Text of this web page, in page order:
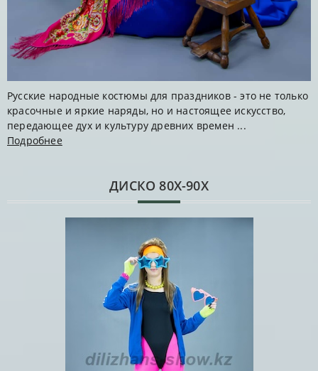
Русские народные костюмы для праздников - это не только
красочные и яркие наряды, но и настоящее искусство,
передающее дух и культуру древних времен ...
Подробнее
ДИСКО 80Х-90Х